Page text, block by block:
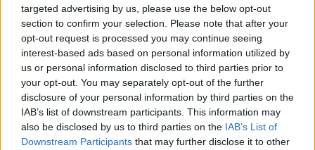
targeted advertising by us, please use the below opt-out
section to confirm your selection. Please note that after your
opt-out request is processed you may continue seeing
interest-based ads based on personal information utilized by
us or personal information disclosed to third parties prior to
your opt-out. You may separately opt-out of the further
disclosure of your personal information by third parties on the
IAB’s list of downstream participants. This information may
also be disclosed by us to third parties on the IAB’s List of
Downstream Participants that may further disclose it to other
Υπέγραψε στην Αϊντχόφεν ο Κόστιτς